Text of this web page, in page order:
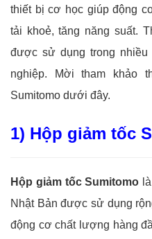
thiết bị cơ học giúp động
tải khoẻ, tăng năng suất.
được sử dụng trong nhiều
nghiệp. Mời tham khảo
Sumitomo dưới đây.
1) Hộp giảm tốc
Hộp giảm tốc Sumitomo
Nhật Bản được sử dụng
động cơ chất lượng hàng